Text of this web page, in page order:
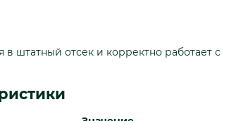
в штатный отсек и корректно работает с